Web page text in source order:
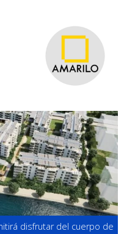
disfrutar del cuerpo de